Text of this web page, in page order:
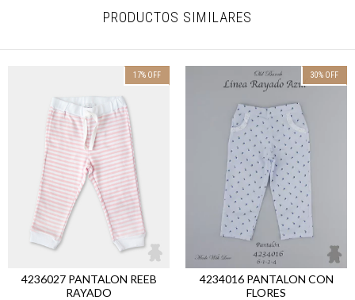
PRODUCTOS SIMILARES
17% OFF
4236027 PANTALON REEB
RAYADO
30% OFF
4234016 PANTALON CON
FLORES